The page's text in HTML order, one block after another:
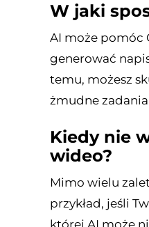
W jaki
AI może pomóc
generować
temu, możesz
żmudne
Kiedy nie
wideo?
Mimo wielu
przykład, jeśli